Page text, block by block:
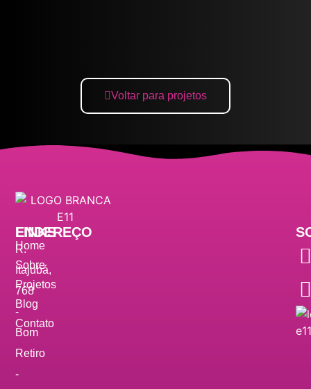
Voltar para projetos
ENDEREÇO
R.
Itajubá,
768
-
Bom
Retiro
-
LINKS
Home
Sobre
Projetos
Blog
Contato